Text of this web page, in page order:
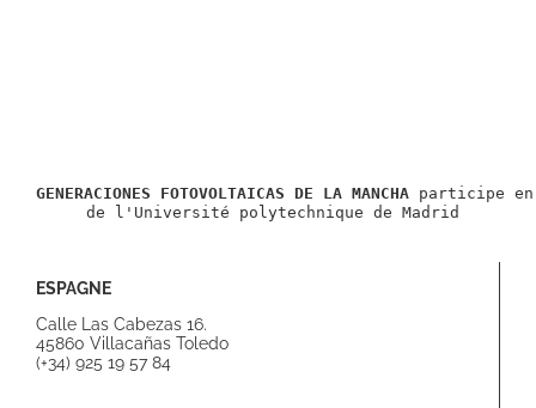
GENERACIONES FOTOVOLTAICAS DE LA MANCHA participe en
de l'Université polytechnique de Madrid
ESPAGNE
Calle Las Cabezas 16.
45860 Villacañas Toledo
(+34) 925 19 57 84